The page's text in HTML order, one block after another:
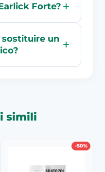
Forte?
sostituire un
simili
-50%